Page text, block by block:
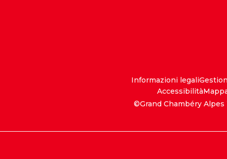
Informazioni legali
Accessibilità
©Grand Chambéry Alpes